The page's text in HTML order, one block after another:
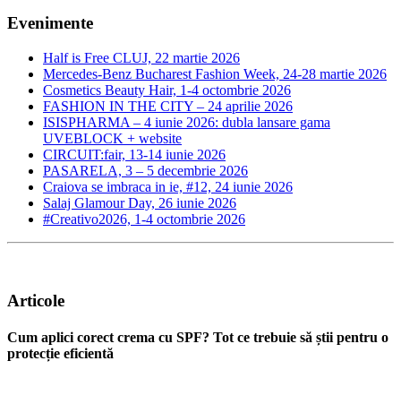
Evenimente
Half is Free CLUJ, 22 martie 2026
Mercedes-Benz Bucharest Fashion Week, 24-28 martie 2026
Cosmetics Beauty Hair, 1-4 octombrie 2026
FASHION IN THE CITY – 24 aprilie 2026
ISISPHARMA – 4 iunie 2026: dubla lansare gama
UVEBLOCK + website
CIRCUIT:fair, 13-14 iunie 2026
PASARELA, 3 – 5 decembrie 2026
Craiova se imbraca in ie, #12, 24 iunie 2026
Salaj Glamour Day, 26 iunie 2026
#Creativo2026, 1-4 octombrie 2026
Articole
Cum aplici corect crema cu SPF? Tot ce trebuie să știi pentru o
protecție eficientă